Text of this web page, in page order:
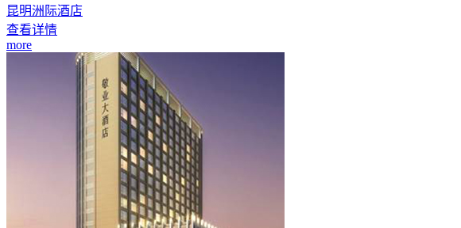
昆明洲际酒店
查看详情
more